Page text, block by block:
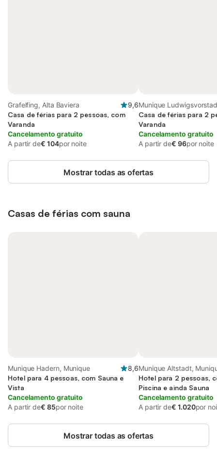
Grafelfing, Alta Baviera
9,6
Casa de férias para 2 pessoas, com
Varanda
Cancelamento gratuito
A partir de€ 104por noite
Munique
Casa de férias para 2
Varanda
Cancelamento gratuito
A partir de€ 96por noite
Mostrar todas as ofertas
Casas de férias com sauna
Munique Hadern, Munique
8,6
Hotel para 4 pessoas, com Sauna e
Vista
Cancelamento gratuito
A partir de€ 85por noite
Munique Altstadt,
Hotel para 2 pessoas,
Piscina e ainda Sauna
Cancelamento gratuito
A partir de€ 1.020por
Mostrar todas as ofertas